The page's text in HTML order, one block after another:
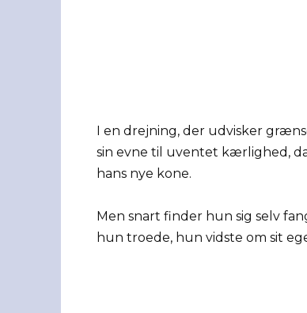
I en drejning, der udvisker
sin evne til uventet kærlighed,
hans nye kone.
Men snart finder hun sig selv
hun troede, hun vidste om sit